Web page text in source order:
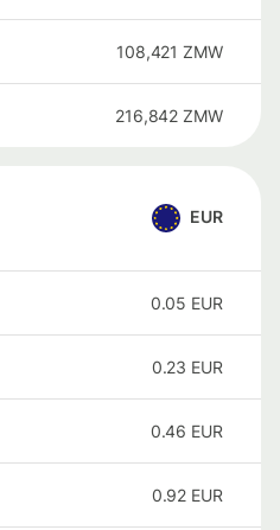
108,421 ZMW
216,842 ZMW
EUR
0.05 EUR
0.23 EUR
0.46 EUR
0.92 EUR